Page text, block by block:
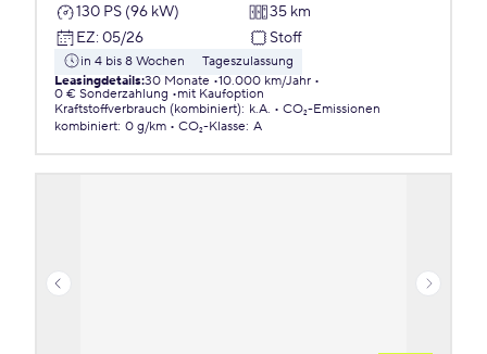
130 PS (96 kW)
35 km
EZ: 05/26 Stoff
in 4 bis 8 Wochen
Tageszulassung
Leasingdetails:30 Monate 10.000 km/Jahr
0 € Sonderzahlung
mit Kaufoption
Kraftstoffverbrauch (kombiniert): k.A.
CO₂-Emissionen
kombiniert: 0 g/km CO₂-Klasse: A